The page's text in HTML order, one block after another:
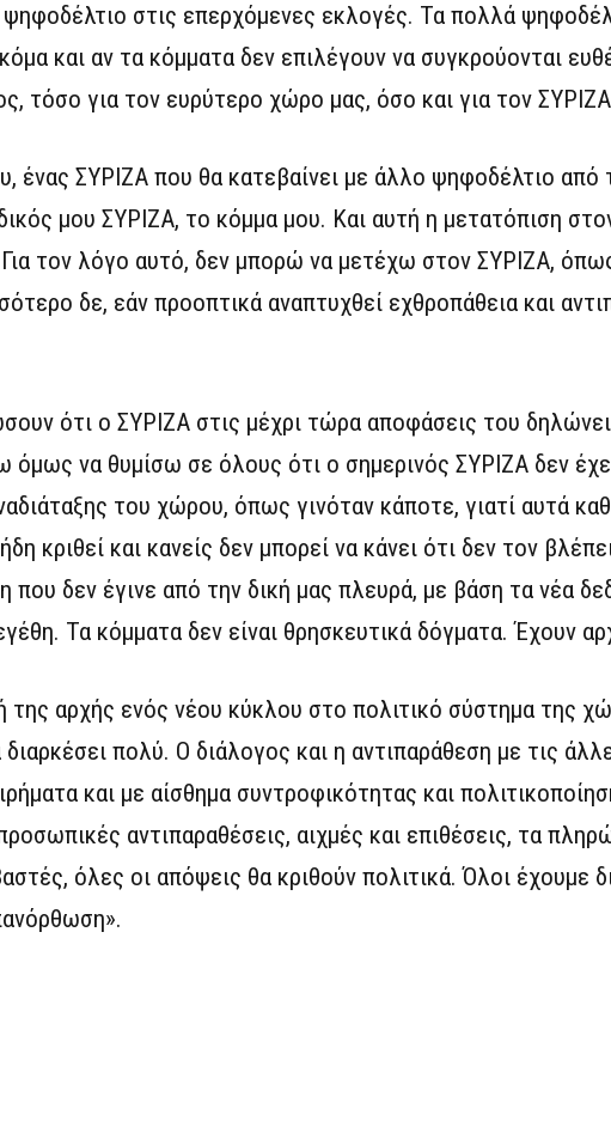
στις επερχόμενες εκλογές. Τα πολλά
και αν τα κόμματα δεν επιλέγουν να συγκρούονται
τόσο για τον ευρύτερο χώρο μας, όσο και για τον
ένας ΣΥΡΙΖΑ που θα κατεβαίνει με άλλο ψηφοδέλτιο από
μου ΣΥΡΙΖΑ, το κόμμα μου. Και αυτή η μετατόπιση
τον λόγο αυτό, δεν μπορώ να μετέχω στον ΣΥΡΙΖΑ,
δε, εάν προοπτικά αναπτυχθεί εχθροπάθεια και
ότι ο ΣΥΡΙΖΑ στις μέχρι τώρα αποφάσεις του
όμως να θυμίσω σε όλους ότι ο σημερινός ΣΥΡΙΖΑ δεν
του χώρου, όπως γινόταν κάποτε, γιατί αυτά
κριθεί και κανείς δεν μπορεί να κάνει ότι δεν τον
που δεν έγινε από την δική μας πλευρά, με βάση τα νέα
Τα κόμματα δεν είναι θρησκευτικά δόγματα. Έχουν
της αρχής ενός νέου κύκλου στο πολιτικό σύστημα της
πολύ. Ο διάλογος και η αντιπαράθεση με τις
και με αίσθημα συντροφικότητας και
αντιπαραθέσεις, αιχμές και επιθέσεις, τα
όλες οι απόψεις θα κριθούν πολιτικά. Όλοι έχουμε